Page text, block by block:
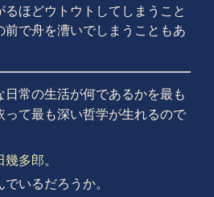
るほどウトウトしてしまうこと
前で舟を漕いでしまうこともあ
日常の生活が何であるかを最も
って最も深い哲学が生れるので
幾多郎。
いるだろうか。